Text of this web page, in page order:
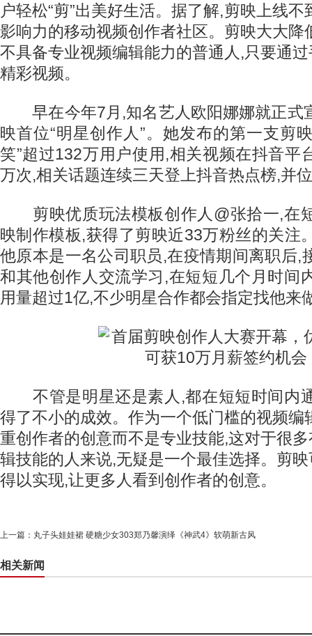
户轻松“剪”出美好生活。据了解,剪映上线
影响力的移动视频创作者社区。剪映大大降
不具备专业视频编辑能力的普通人,只要通
精彩视频。
早在今年7月,知名艺人欧阳娜娜就正式
映首位“明星创作人”。她发布的第一支剪
笑”超过132万用户使用,相关视频在抖音平
万次,相关话题连续三天登上抖音热点榜,并
剪映优质玩法模板创作人@张拾一,在
映制作模板,获得了剪映近33万粉丝的关注
他原本是一名公司职员,在疫情期间离职后,
和其他创作人交流学习,在短短几个月时间
用量超过1亿,不少明星合作都会指定找他来
不管是明星还是素人,都在短短时间内
得了不小的成效。作为一个低门槛的视频编
重创作者的创意而不是专业技能,这对于很
辑技能的人来说,无疑是一个最佳选择。剪
得以实现,让更多人看到创作者的创意。
上一篇： 丸子头娃娃裙 硬糖少女303郑乃馨演绎《神武4》软萌新古风
相关新闻